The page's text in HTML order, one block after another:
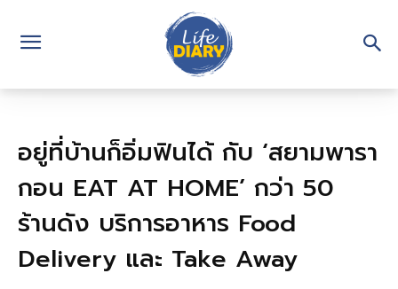
อยู่ที่บ้านก็อิ่มฟินได้ กับ ‘สยามพารา
กอน EAT AT HOME’ กว่า 50
ร้านดัง บริการอาหาร Food
Delivery และ Take Away